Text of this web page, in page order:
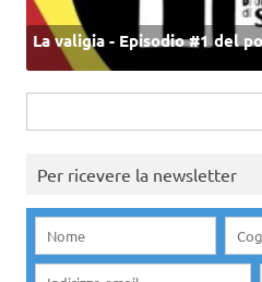
La valigia - Episodio #1 del
per:
Per ricevere la newsletter